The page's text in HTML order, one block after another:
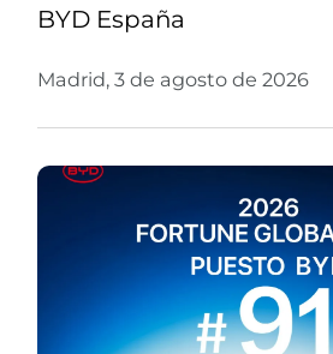
BYD España
Madrid, 3 de agosto de 2026